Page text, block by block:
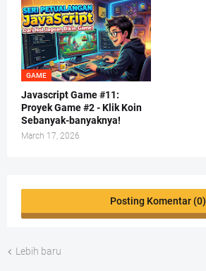
GAME
Javascript Game #11:
Proyek Game #2 - Klik Koin
Sebanyak-banyaknya!
March 17, 2026
Posting Komentar (0)
Lebih baru